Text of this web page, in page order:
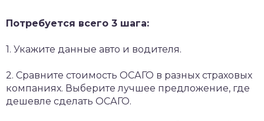
Потребуется всего 3 шага:
1. Укажите данные авто и водителя.
2. Сравните стоимость ОСАГО в разных страховых
компаниях. Выберите лучшее предложение, где
дешевле сделать ОСАГО.